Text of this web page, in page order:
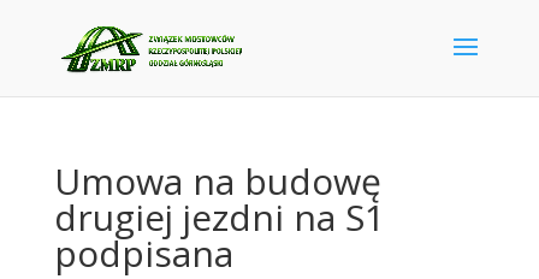
Umowa na budowę
drugiej jezdni na S1
podpisana